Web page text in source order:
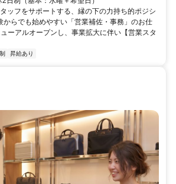
ッフをサポートする、縁の下の力持ち的ポジシ
からでも始めやすい「営業補佐・事務」のお仕
ーアルオープンし、事業拡大に伴い【営業スタ
昇給あり